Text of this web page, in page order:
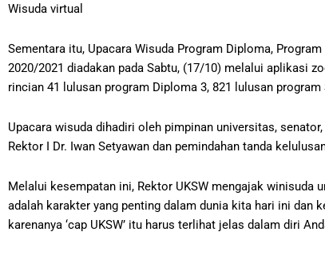
Wisuda virtual
Sementara itu, Upacara Wisuda Program Diploma,
2020/2021 diadakan pada Sabtu, (17/10) melalui aplikasi
rincian 41 lulusan program Diploma 3, 821 lulusan
Upacara wisuda dihadiri oleh pimpinan universitas,
Rektor I Dr. Iwan Setyawan dan pemindahan tanda
Melalui kesempatan ini, Rektor UKSW mengajak winisuda
adalah karakter yang penting dalam dunia kita hari ini dan
karenanya ‘cap UKSW’ itu harus terlihat jelas dalam diri